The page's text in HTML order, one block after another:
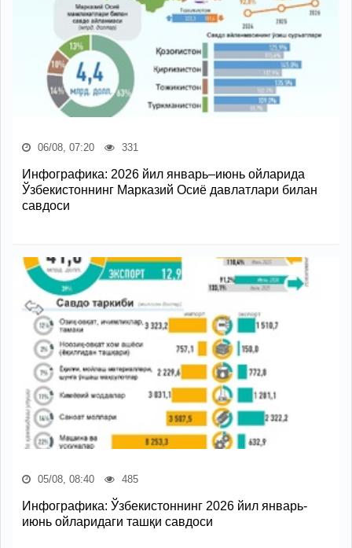
06/08, 07:20 331
Инфографика: 2026 йил январь–июнь ойларида
Ўзбекистоннинг Марказий Осиё давлатлари билан
савдоси
05/08, 08:40 485
Инфографика: Ўзбекистоннинг 2026 йил январь-
июнь ойларидаги ташқи савдоси